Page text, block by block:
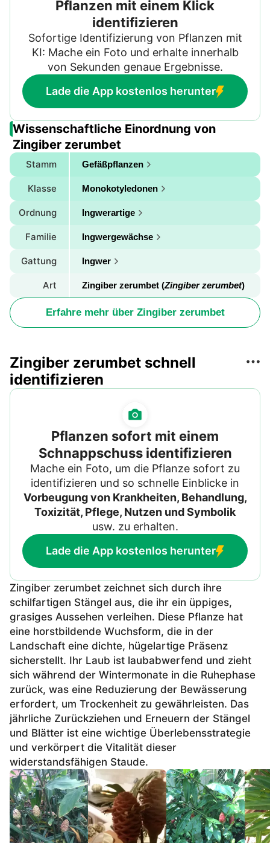
getan werden, um sie retten. Entfernen und
entsorgen Sie gefährdetes Pflanzenmaterial,
um eine Ausbreitung auf andere Pflanzen zu
verhindern.
Pflanzen mit einem Klick
identifizieren
Sofortige Identifizierung von Pflanzen mit
KI: Mache ein Foto und erhalte innerhalb
von Sekunden genaue Ergebnisse.
Lade die App kostenlos herunter
Wissenschaftliche Einordnung von
Zingiber zerumbet
Stamm Gefäßpflanzen
Klasse Monokotyledonen
Ordnung Ingwerartige
Familie Ingwergewächse
Gattung Ingwer
Art Zingiber zerumbet (Zingiber zerumbet)
Erfahre mehr über Zingiber zerumbet
Zingiber zerumbet schnell
identifizieren
Pflanzen sofort mit einem
Schnappschuss identifizieren
Mache ein Foto, um die Pflanze sofort zu
identifizieren und so schnelle Einblicke in
Vorbeugung von Krankheiten, Behandlung,
Toxizität, Pflege, Nutzen und Symbolik
usw. zu erhalten.
Lade die App kostenlos herunter
Zingiber zerumbet zeichnet sich durch ihre
schilfartigen Stängel aus, die ihr ein üppiges,
grasiges Aussehen verleihen. Diese Pflanze hat
eine horstbildende Wuchsform, die in der
Landschaft eine dichte, hügelartige Präsenz
sicherstellt. Ihr Laub ist laubabwerfend und zieht
sich während der Wintermonate in die Ruhephase
zurück, was eine Reduzierung der Bewässerung
erfordert, um Trockenheit zu gewährleisten. Das
jährliche Zurückziehen und Erneuern der Stängel
und Blätter ist eine wichtige Überlebensstrategie
und verkörpert die Vitalität dieser
widerstandsfähigen Staude.